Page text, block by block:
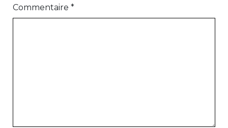
Commentaire *